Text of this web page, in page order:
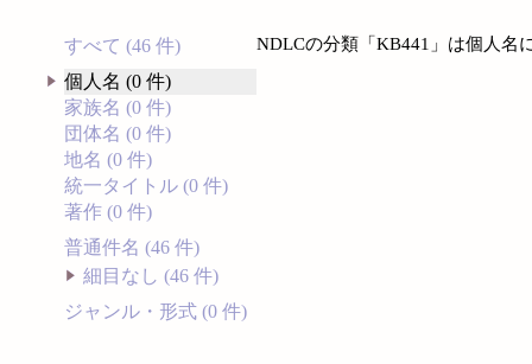
すべて (46 件)
個人名 (0 件)
家族名 (0 件)
団体名 (0 件)
地名 (0 件)
統一タイトル (0 件)
著作 (0 件)
普通件名 (46 件)
細目なし (46 件)
ジャンル・形式 (0 件)
NDLCの分類「KB441」は個人名